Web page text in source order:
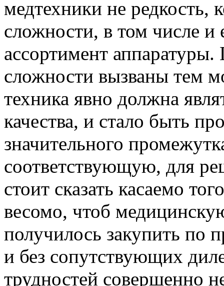
медтехники не редкость,
сложности, в том числе
ассортимент
сложности вызваны тем
техника явно должна
качества, и стало быть
значительного
соответствующую, для
стоит сказать касаемо
весомо, чтоб
получилось закупить по
и без сопутствующих
трудностей совершенно